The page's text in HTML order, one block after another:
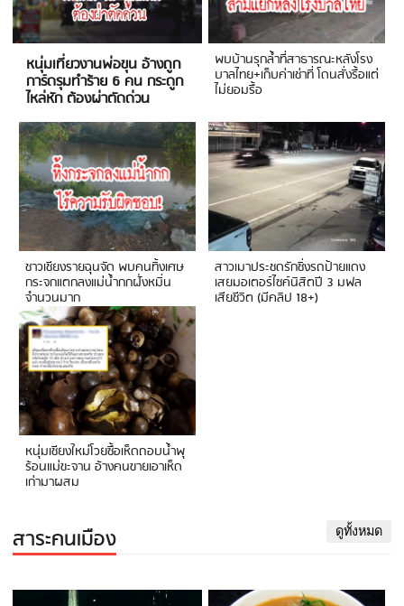
หนุ่มเที่ยวงานพ่อขุน อ้างถูก
การ์ดรุมทำร้าย 6 คน กระดูก
ไหล่หัก ต้องผ่าตัดด่วน
พบบ้านรุกล้ำที่สาธารณะหลังโรง
บาลไทย+เก็บค่าเช่าที่ โดนสั่งรื้อแต่
ไม่ยอมรื้อ
ชาวเชียงรายฉุนจัด พบคนทิ้งเศษ
กระจกแตกลงแม่น้ำกกฝั่งหมิ่น
จำนวนมาก
สาวเมาประชดรักซิ่งรถป้ายแดง
เสยมอเตอร์ไซค์นิสิตปี 3 มฟล
เสียชีวิต (มีคลิป 18+)
หนุ่มเชียงใหม่โวยซื้อเห็ดถอบน้ำพุ
ร้อนแม่ขะจาน อ้างคนขายเอาเห็ด
เก่ามาผสม
สาระคนเมือง ดูทั้งหมด